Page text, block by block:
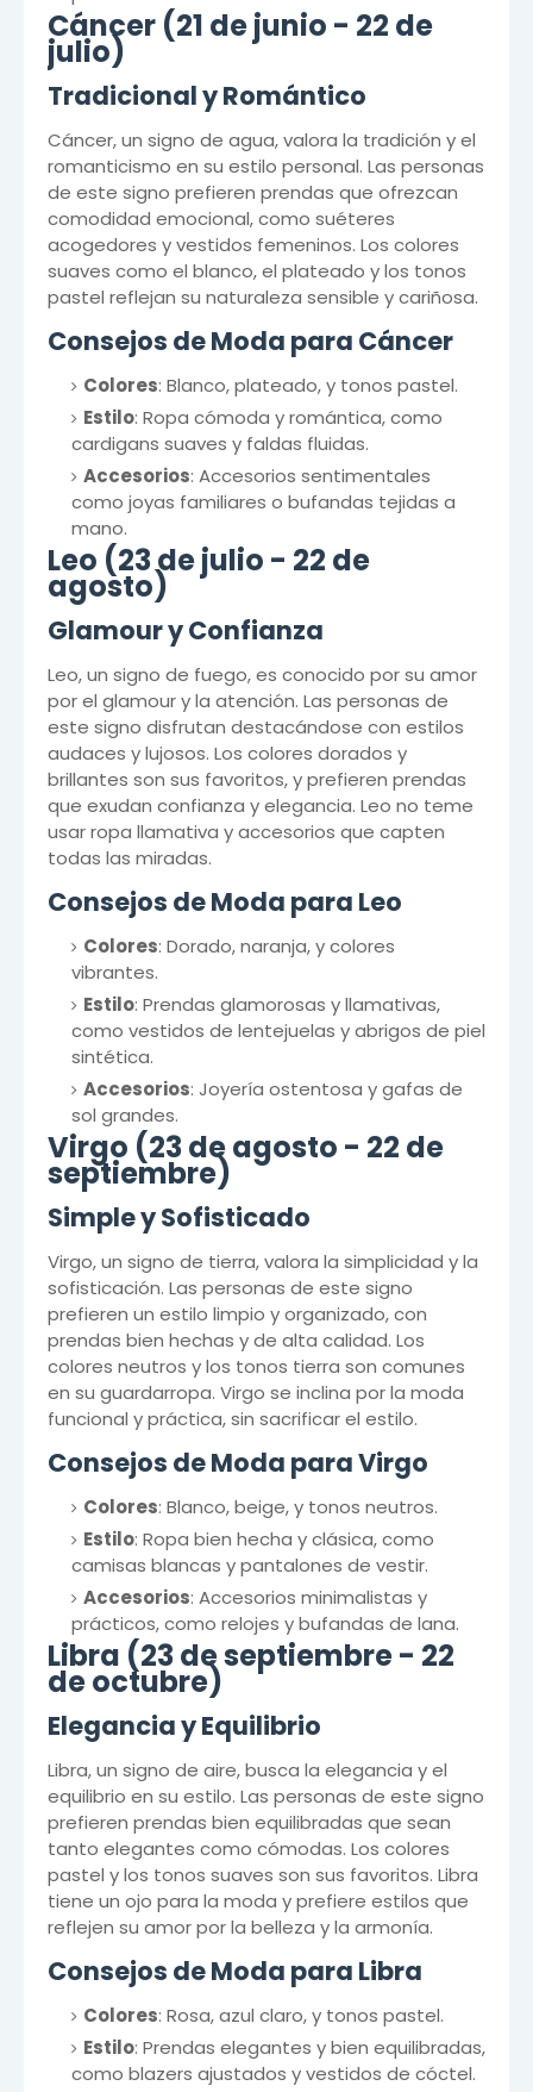
Cáncer (21 de junio - 22 de
julio)
Tradicional y Romántico
Cáncer, un signo de agua, valora la tradición y el
romanticismo en su estilo personal. Las personas
de este signo prefieren prendas que ofrezcan
comodidad emocional, como suéteres
acogedores y vestidos femeninos. Los colores
suaves como el blanco, el plateado y los tonos
pastel reflejan su naturaleza sensible y cariñosa.
Consejos de Moda para Cáncer
Colores: Blanco, plateado, y tonos pastel.
Estilo: Ropa cómoda y romántica, como
cardigans suaves y faldas fluidas.
Accesorios: Accesorios sentimentales
como joyas familiares o bufandas tejidas a
mano.
Leo (23 de julio - 22 de
agosto)
Glamour y Confianza
Leo, un signo de fuego, es conocido por su amor
por el glamour y la atención. Las personas de
este signo disfrutan destacándose con estilos
audaces y lujosos. Los colores dorados y
brillantes son sus favoritos, y prefieren prendas
que exudan confianza y elegancia. Leo no teme
usar ropa llamativa y accesorios que capten
todas las miradas.
Consejos de Moda para Leo
Colores: Dorado, naranja, y colores
vibrantes.
Estilo: Prendas glamorosas y llamativas,
como vestidos de lentejuelas y abrigos de piel
sintética.
Accesorios: Joyería ostentosa y gafas de
sol grandes.
Virgo (23 de agosto - 22 de
septiembre)
Simple y Sofisticado
Virgo, un signo de tierra, valora la simplicidad y la
sofisticación. Las personas de este signo
prefieren un estilo limpio y organizado, con
prendas bien hechas y de alta calidad. Los
colores neutros y los tonos tierra son comunes
en su guardarropa. Virgo se inclina por la moda
funcional y práctica, sin sacrificar el estilo.
Consejos de Moda para Virgo
Colores: Blanco, beige, y tonos neutros.
Estilo: Ropa bien hecha y clásica, como
camisas blancas y pantalones de vestir.
Accesorios: Accesorios minimalistas y
prácticos, como relojes y bufandas de lana.
Libra (23 de septiembre - 22
de octubre)
Elegancia y Equilibrio
Libra, un signo de aire, busca la elegancia y el
equilibrio en su estilo. Las personas de este signo
prefieren prendas bien equilibradas que sean
tanto elegantes como cómodas. Los colores
pastel y los tonos suaves son sus favoritos. Libra
tiene un ojo para la moda y prefiere estilos que
reflejen su amor por la belleza y la armonía.
Consejos de Moda para Libra
Colores: Rosa, azul claro, y tonos pastel.
Estilo: Prendas elegantes y bien equilibradas,
como blazers ajustados y vestidos de cóctel.